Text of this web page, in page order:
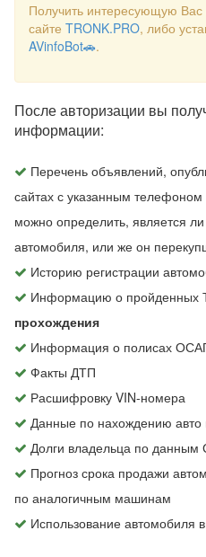
Получить интересующую
сайте TRONK.PRO, либо
AVinfoBot🚗.
После авторизации вы
информации:
Перечень объявлений,
сайтах с указанным
можно определить, является
автомобиля, или же он
Историю регистрации
Информацию о пройденных
прохождения
Информация о полисах
Факты ДТП
Расшифровку VIN-номера
Данные по нахождению авто
Долги владельца по
Прогноз срока продажи
по аналогичным машинам
Использование автомобиля в